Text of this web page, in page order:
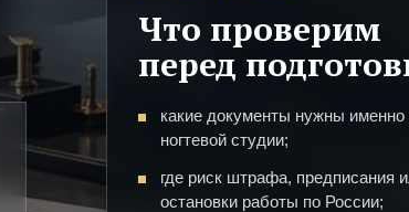
Что проверим
перед
какие документы нужны именно
ногтевой студии;
где риск штрафа, предписания
остановки работы по России;